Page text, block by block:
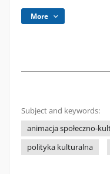
More
Subject and keywords:
animacja społeczno-
polityka kulturalna